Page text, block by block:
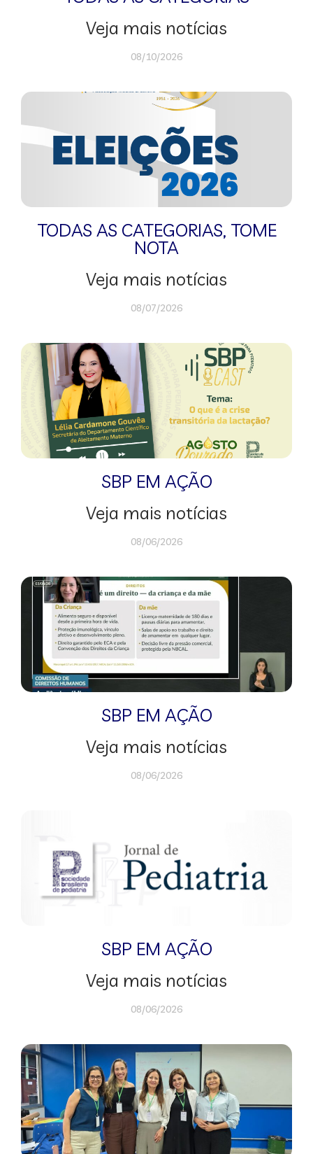
Veja mais notícias
08/10/2026
TODAS AS CATEGORIAS, TOME
NOTA
Veja mais notícias
08/07/2026
SBP EM AÇÃO
Veja mais notícias
08/06/2026
SBP EM AÇÃO
Veja mais notícias
08/06/2026
SBP EM AÇÃO
Veja mais notícias
08/06/2026